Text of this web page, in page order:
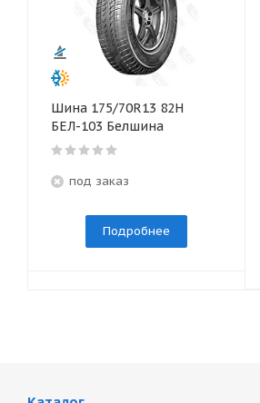
Шина 175/70R13 82Н
БЕЛ-103 Белшина
под заказ
Подробнее